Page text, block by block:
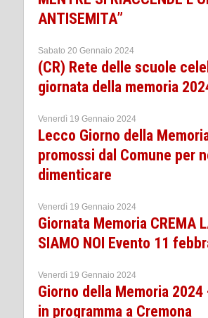
ANTISEMITA”
Sabato 20 Gennaio 2024
(CR) Rete delle scuole
giornata della memoria
Venerdì 19 Gennaio 2024
Lecco Giorno della
promossi dal Comune per
dimenticare
Venerdì 19 Gennaio 2024
Giornata Memoria CREMA
SIAMO NOI Evento 11
Venerdì 19 Gennaio 2024
Giorno della Memoria 2024
in programma a Cremona